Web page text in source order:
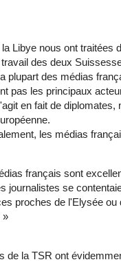
Libye nous ont traitées
des deux
plupart des médias
pas les principaux
en fait de diplomates,
les médias
français sont
journalistes se
proches de l'Elysée ou
»
de la TSR ont